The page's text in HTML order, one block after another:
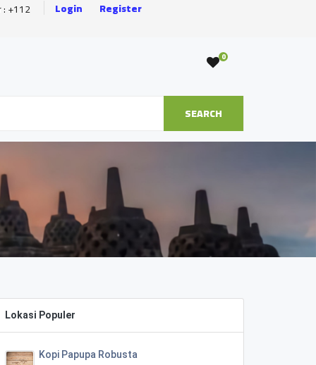
: +112 Login Register
0
SEARCH
Lokasi Populer
Kopi Papupa Robusta